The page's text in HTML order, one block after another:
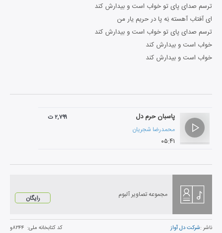
ترسم صدای پای تو خواب است و بیدارش کند
ای آفتاب آهسته نِه پا در حریم یار من
ترسم صدای پای تو خواب است و بیدارش کند
خواب است و بیدارش کند
خواب است و بیدارش کند
پاسبان حرم دل
محمدرضا شجریان
۰۵:۴۱
۲,۷۹۹ ت
مجموعه تصاویر آلبوم رایگان
ناشر :شرکت دل آواز کد کتابخانه ملی: ۸۲۴۴و